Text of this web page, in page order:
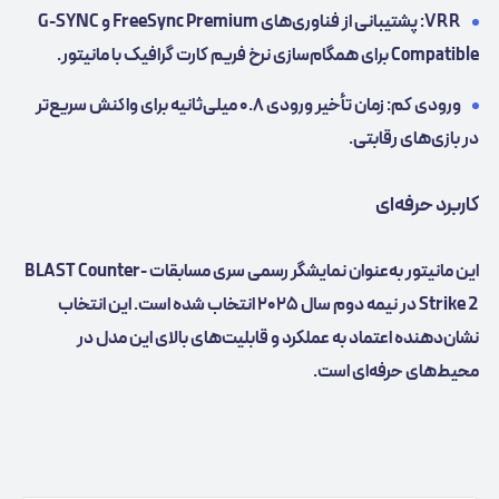
VRR: پشتیبانی از فناوری‌های FreeSync Premium و G-SYNC
Compatible برای همگام‌سازی نرخ فریم کارت گرافیک با مانیتور.
ورودی کم: زمان تأخیر ورودی ۰.۸ میلی‌ثانیه برای واکنش سریع‌تر
در بازی‌های رقابتی.
کاربرد حرفه‌ای
این مانیتور به‌عنوان نمایشگر رسمی سری مسابقات BLAST Counter-
Strike 2 در نیمه دوم سال ۲۰۲۵ انتخاب شده است. این انتخاب
نشان‌دهنده اعتماد به عملکرد و قابلیت‌های بالای این مدل در
محیط‌های حرفه‌ای است.